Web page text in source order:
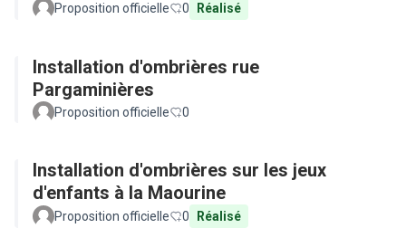
Proposition officielle 0 Réalisé
Installation d'ombrières rue
Pargaminières
Proposition officielle 0
Installation d'ombrières sur les jeux
d'enfants à la Maourine
Proposition officielle 0 Réalisé